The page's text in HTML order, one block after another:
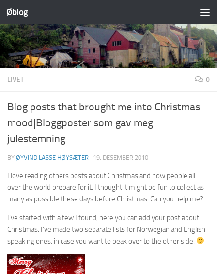
Skip to content
Øblog
LIVET 0
Blog posts that brought me into Christmas
mood|Bloggposter som gav meg
julestemning
BY ØYVIND LASSE HØYSÆTER · 19. DESEMBER 2010
I love reading others posts about Christmas and how people all
over the world prepare for it. I thought it might be fun to collect as
many as possible these days before Christmas. Can you help me?
I’ve started with a few I found, here you can add your post about
Christmas. I’ve made two separate lists for Norwegian and English
speaking ones, in case you want to peak over to the other side.